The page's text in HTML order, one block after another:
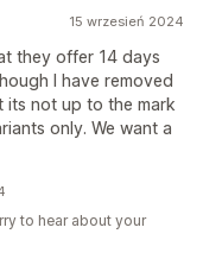
15 wrzesień 2024
they offer 14 days
I have removed
its not up to the mark
only. We want a
to hear about your